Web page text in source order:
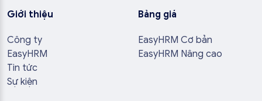
Giới thiệu
Công ty
EasyHRM
Tin tức
Sự kiện
Bảng giá
EasyHRM Cơ bản
EasyHRM Nâng cao